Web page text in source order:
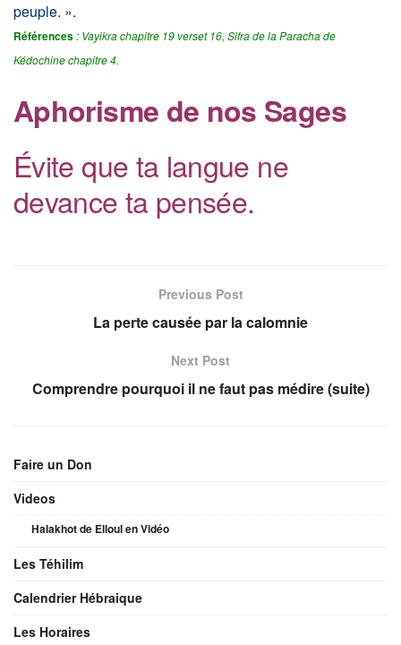
peuple. ».
Références: Vayikra chapitre 19 verset 16, Sifra de la Paracha de
Kédochine chapitre 4.
Aphorisme de nos Sages
Évite que ta langue ne
devance ta pensée.
Previous Post
La perte causée par la calomnie
Next Post
Comprendre pourquoi il ne faut pas médire (suite)
Faire un Don
Videos
Halakhot de Elloul en Vidéo
Les Téhilim
Calendrier Hébraique
Les Horaires